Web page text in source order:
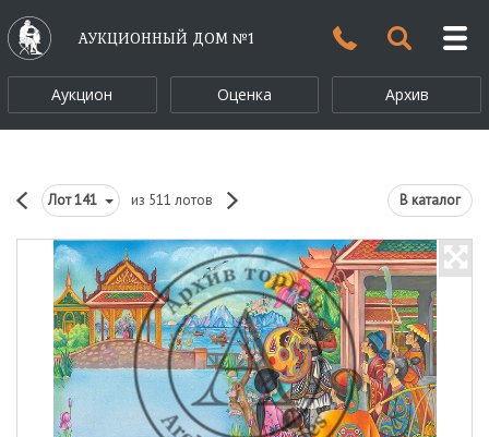
АУКЦИОННЫЙ ДОМ №1
Аукцион Оценка Архив
Лот141 из 511 лотов В каталог